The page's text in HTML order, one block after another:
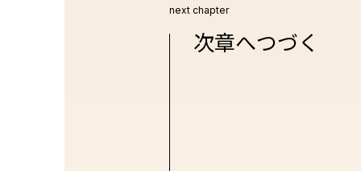
next chapter
次章へつづく